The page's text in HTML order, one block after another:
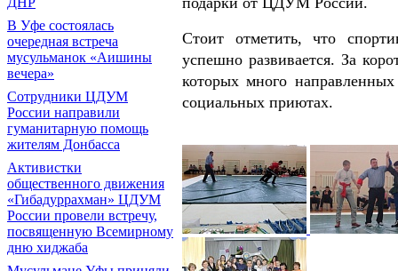
В Уфе состоялась
очередная встреча
мусульманок «Аишины
вечера»
Сотрудники ЦДУМ
России направили
гуманитарную помощь
жителям Донбасса
Активистки
общественного движения
«Гибадуррахман» ЦДУМ
России провели встречу,
посвященную Всемирному
дню хиджаба
Стоит отметить, что
успешно развивается. За
которых много
социальных приютах.